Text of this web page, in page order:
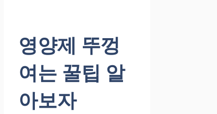
영양제 뚜껑
여는 꿀팁 알
아보자